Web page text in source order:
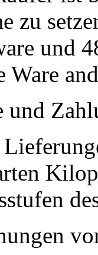
zu
und
Ware
und